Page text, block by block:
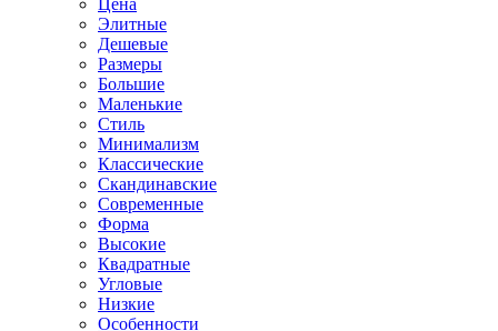
Цена
Элитные
Дешевые
Размеры
Большие
Маленькие
Стиль
Минимализм
Классические
Скандинавские
Современные
Форма
Высокие
Квадратные
Угловые
Низкие
Особенности